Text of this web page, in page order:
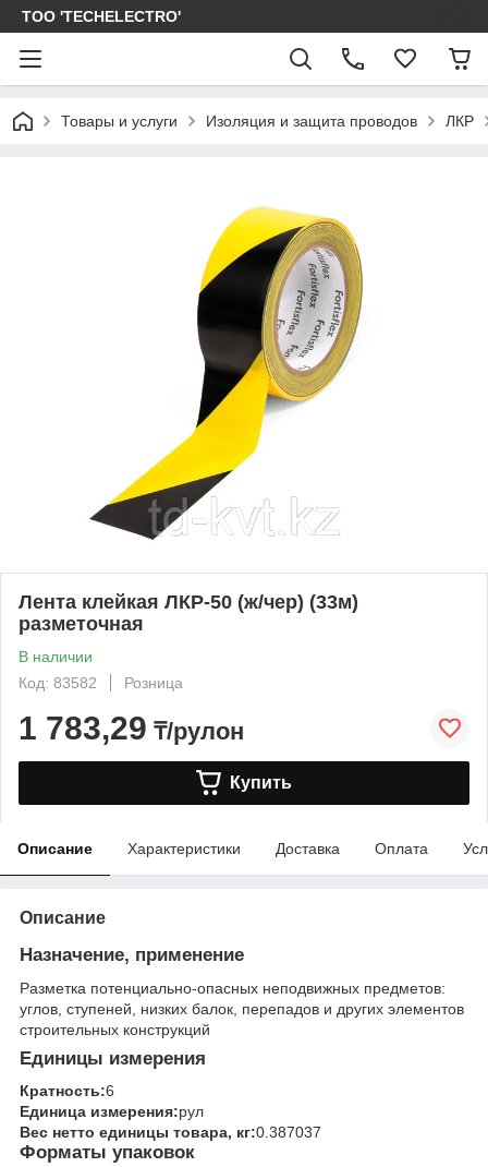
ТОО 'TECHELECTRO'
Товары и услуги Изоляция и защита проводов ЛКР
Лента клейкая ЛКР-50 (ж/чер) (33м)
разметочная
В наличии
Код: 83582
Розница
1 783,29 ₸/рулон
Купить
Описание Характеристики Доставка Оплата
Описание
Назначение, применение
Разметка потенциально-опасных неподвижных предметов:
углов, ступеней, низких балок, перепадов и других элементов
строительных конструкций
Единицы измерения
Кратность:6
Единица измерения:рул
Вес нетто единицы товара, кг:0.387037
Форматы упаковок